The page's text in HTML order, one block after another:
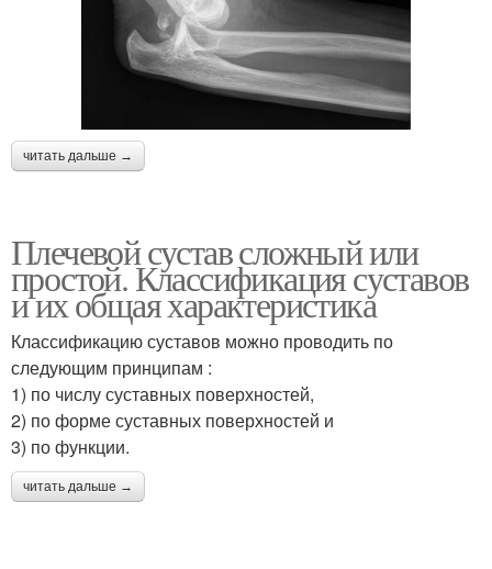
читать дальше →
Плечевой сустав сложный или
простой. Классификация суставов
и их общая характеристика
Классификацию суставов можно проводить по
следующим принципам :
1) по числу суставных поверхностей,
2) по форме суставных поверхностей и
3) по функции.
читать дальше →